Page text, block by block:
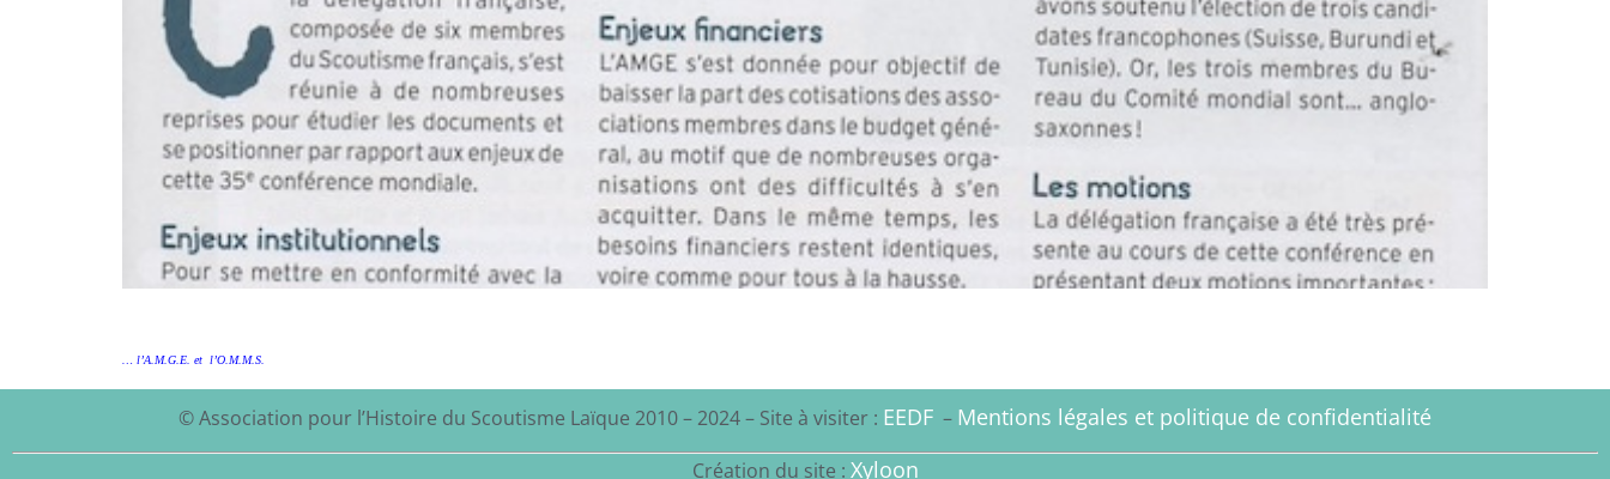
… l’A.M.G.E. et l’O.M.M.S.
© Association pour l’Histoire du Scoutisme Laïque 2010 – 2024 – Site à visiter : EEDF – Mentions légales et politique de confidentialité
Création du site : Xyloon